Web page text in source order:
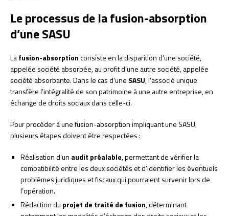
Le processus de la fusion-absorption
d’une SASU
Lafusion-absorptionconsiste en la disparition d’une société,
appelée société absorbée, au profit d’une autre société, appelée
société absorbante. Dans le cas d’une SASU, l’associé unique
transfère l’intégralité de son patrimoine à une autre entreprise, en
échange de droits sociaux dans celle-ci.
Pour procéder à une fusion-absorption impliquant une SASU,
plusieurs étapes doivent être respectées :
Réalisation d’un audit préalable, permettant de vérifier la
compatibilité entre les deux sociétés et d’identifier les éventuels
problèmes juridiques et fiscaux qui pourraient survenir lors de
l’opération.
Rédaction du projet de traité de fusion, déterminant